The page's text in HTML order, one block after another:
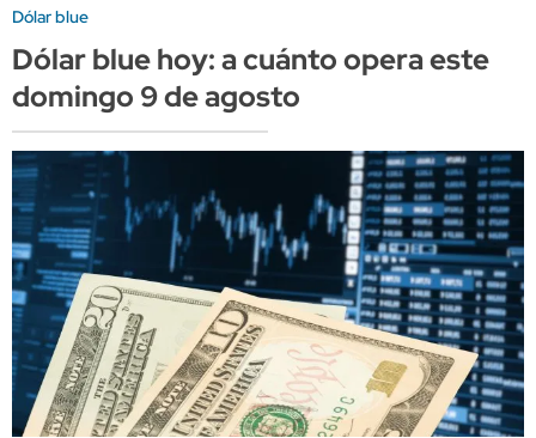
Dólar blue
Dólar blue hoy: a cuánto opera este
domingo 9 de agosto